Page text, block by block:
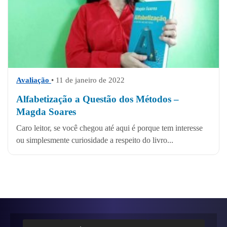
Avaliação • 11 de janeiro de 2022
Alfabetização a Questão dos Métodos –
Magda Soares
Caro leitor, se você chegou até aqui é porque tem interesse
ou simplesmente curiosidade a respeito do livro...